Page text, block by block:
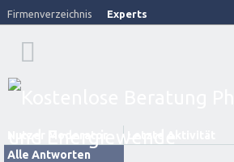
Firmenverzeichnis Experts
Alle Antworten